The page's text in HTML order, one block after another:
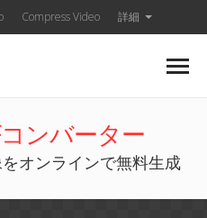
Compress Video 詳細
ンバーター
オンラインで無料生成